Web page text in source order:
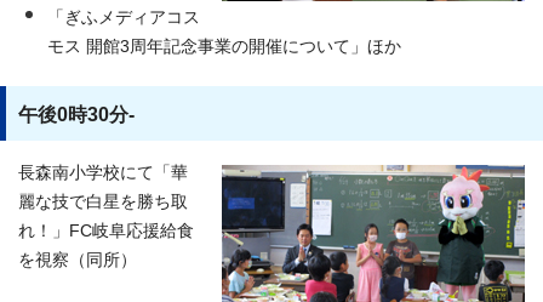
「ぎふメディアコス
モス 開館3周年記念事業の開催について」ほか
午後0時30分-
長森南小学校にて「華
麗な技で白星を勝ち取
れ！」FC岐阜応援給食
を視察（同所）